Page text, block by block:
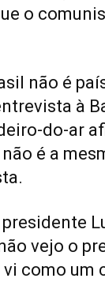
o
não é
à
do-ar
é a
vejo o
vi como um